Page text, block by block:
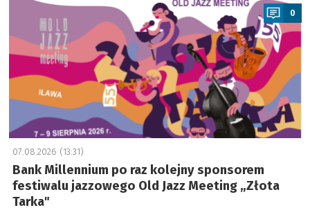
0
07.08.2026 (13:31)
Bank Millennium po raz kolejny sponsorem
festiwalu jazzowego Old Jazz Meeting „Złota
Tarka"